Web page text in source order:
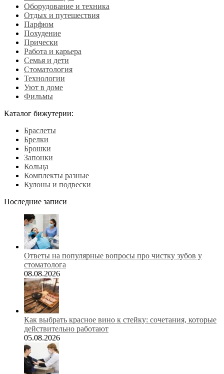
Оборудование и техника
Отдых и путешествия
Парфюм
Похудение
Прически
Работа и карьера
Семья и дети
Стоматология
Технологии
Уют в доме
Фильмы
Каталог бижутерии:
Браслеты
Брелки
Брошки
Запонки
Кольца
Комплекты разные
Кулоны и подвески
Последние записи
Ответы на популярные вопросы про чистку зубов у
стоматолога
08.08.2026
Как выбрать красное вино к стейку: сочетания, которые
действительно работают
05.08.2026